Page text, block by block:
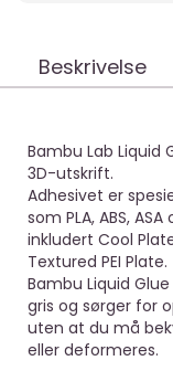
Beskrivelse
Bambu Lab Liquid
3D-utskrift.
Adhesivet er
som PLA, ABS,
inkludert Cool
Textured PEI Plate.
Bambu Liquid
gris og sørger for
uten at du må
eller deformeres.